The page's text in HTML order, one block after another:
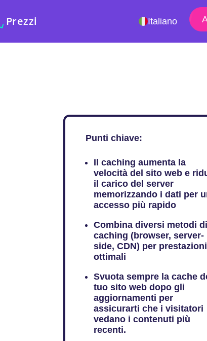
Prezzi Italiano
Punti chiave:
Il caching aumenta la
velocità del sito web e
il carico del server
memorizzando i dati per
accesso più rapido
Combina diversi metodi di
caching (browser, server-
side, CDN) per prestazioni
ottimali
Svuota sempre la cache
tuo sito web dopo gli
aggiornamenti per
assicurarti che i visitatori
vedano i contenuti più
recenti.